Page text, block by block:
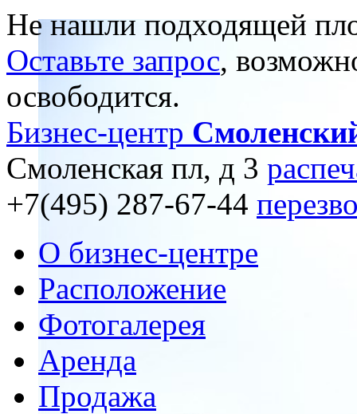
Не нашли подходящей
Оставьте запрос,
освободится.
Бизнес-центр
Смоленская пл, д 3
+7(495) 287-67-44
О бизнес-центре
Расположение
Фотогалерея
Аренда
Продажа